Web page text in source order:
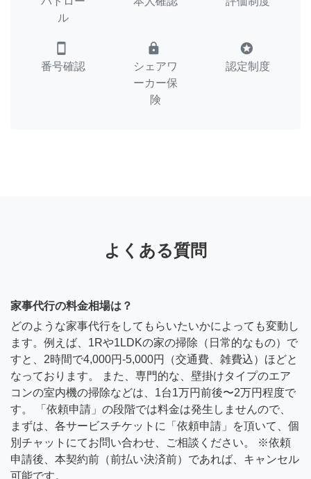
ル
smartphone
番号確認
lock
シェアワ
ーカー保
険
stars
認定制度
よくある質問
家事代行の料金相場は？
どのような家事代行をしてもらいたいかによっても変動し
ます。例えば、1Rや1LDKの家の掃除（日常的なもの）で
すと、2時間で4,000円-5,000円（交通費、雑費込）ほどと
なっております。 また、専門的な、壁掛けタイプのエア
コンの室内機の掃除などは、1台1万円前後〜2万円程度で
す。 「依頼申請」の段階では料金は発生しませんので、
まずは、各サービスチケットに「依頼申請」を頂いて、個
別チャットにてお問い合わせ、ご相談ください。 ※依頼
申請後、本契約前（前払い決済前）であれば、キャンセル
可能です。